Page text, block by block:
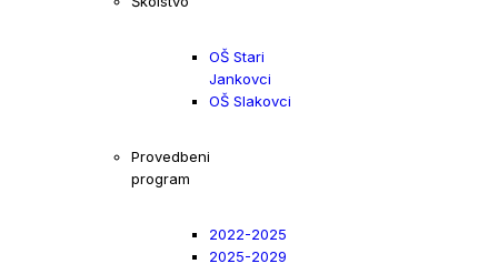
OŠ Stari
Jankovci
OŠ Slakovci
Provedbeni
program
2022-2025
2025-2029